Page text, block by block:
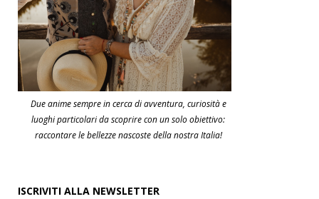
Due anime sempre in cerca di avventura, curiosità e
luoghi particolari da scoprire con un solo obiettivo:
raccontare le bellezze nascoste della nostra Italia!
ISCRIVITI ALLA NEWSLETTER